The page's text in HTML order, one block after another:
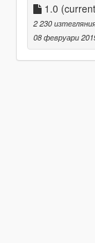
1.0
2 230
08 февруари